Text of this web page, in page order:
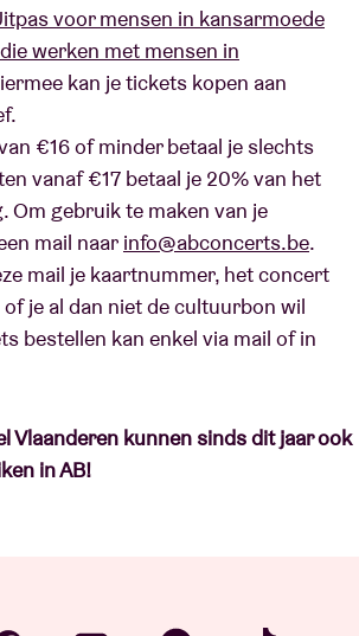
voor mensen in kansarmoede
werken met mensen in
kan je tickets kopen aan
€16 of minder betaal je slechts
vanaf €17 betaal je 20% van het
Om gebruik te maken van je
mail naar info@abconcerts.be.
mail je kaartnummer, het concert
je al dan niet de cultuurbon wil
bestellen kan enkel via mail of in
Vlaanderen kunnen sinds dit jaar ook
in AB!